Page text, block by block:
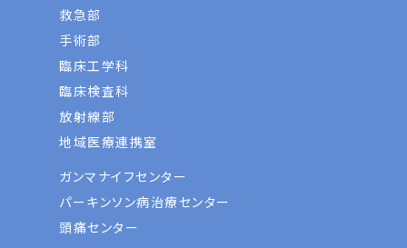
救急部
手術部
臨床工学科
臨床検査科
放射線部
地域医療連携室
ガンマナイフセンター
パーキンソン病治療センター
頭痛センター